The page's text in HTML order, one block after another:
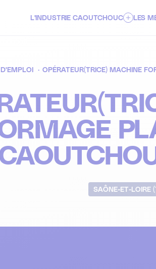
L'INDUSTRIE CAOUTCHOUC
ENJEUX & INNOVATIONS DE DEMAIN
LES
OPÉRATEUR(TRICE) MACHINE
SAÔNE-ET-LOIRE